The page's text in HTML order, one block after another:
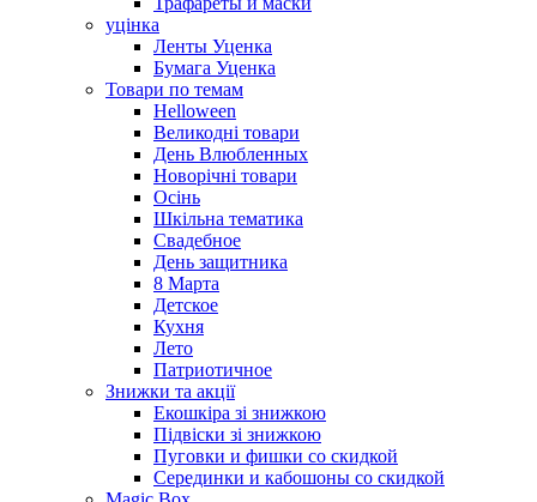
уцінка
Ленты Уценка
Бумага Уценка
Товари по темам
Helloween
Великодні товари
День Влюбленных
Новорічні товари
Осінь
Шкільна тематика
Свадебное
День защитника
8 Марта
Детское
Кухня
Лето
Патриотичное
Знижки та акції
Екошкіра зі знижкою
Підвіски зі знижкою
Пуговки и фишки со скидкой
Серединки и кабошоны со скидкой